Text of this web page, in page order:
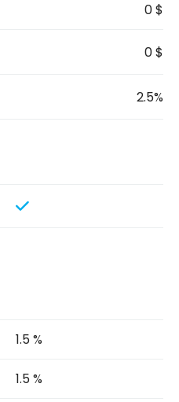
0 $
0 $
2.5%
1.5 %
1.5 %